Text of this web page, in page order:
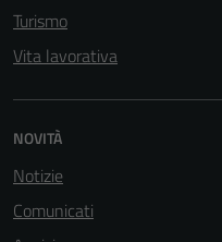
Turismo
Vita lavorativa
NOVITÀ
Notizie
Comunicati